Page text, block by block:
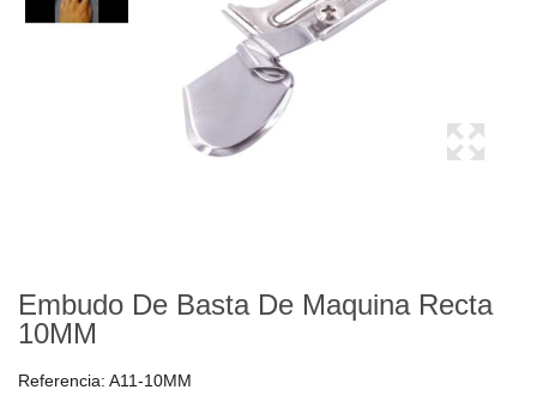
Embudo De Basta De Maquina Recta
10MM
Referencia: A11-10MM